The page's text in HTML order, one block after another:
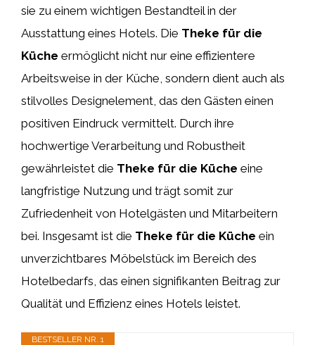
sie zu einem wichtigen Bestandteil in der
Ausstattung eines Hotels. Die Theke für die
Küche ermöglicht nicht nur eine effizientere
Arbeitsweise in der Küche, sondern dient auch als
stilvolles Designelement, das den Gästen einen
positiven Eindruck vermittelt. Durch ihre
hochwertige Verarbeitung und Robustheit
gewährleistet die Theke für die Küche eine
langfristige Nutzung und trägt somit zur
Zufriedenheit von Hotelgästen und Mitarbeitern
bei. Insgesamt ist die Theke für die Küche ein
unverzichtbares Möbelstück im Bereich des
Hotelbedarfs, das einen signifikanten Beitrag zur
Qualität und Effizienz eines Hotels leistet.
BESTSELLER NR. 1